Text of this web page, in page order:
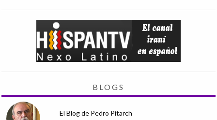
BLOGS
El Blog de Pedro Pitarch